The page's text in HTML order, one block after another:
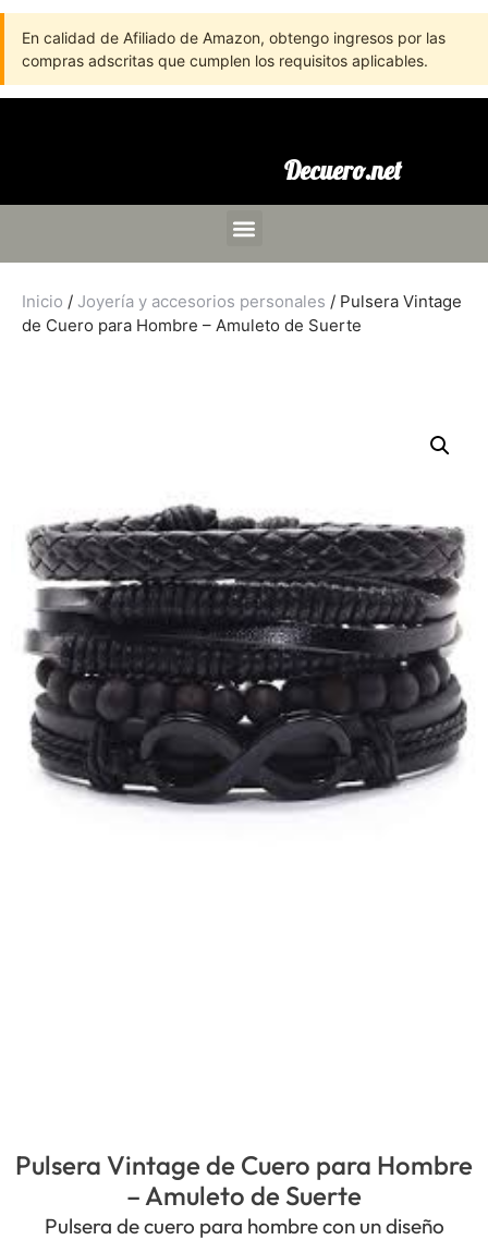
En calidad de Afiliado de Amazon, obtengo ingresos por las
compras adscritas que cumplen los requisitos aplicables.
Decuero.net
Inicio / Joyería y accesorios personales / Pulsera Vintage
de Cuero para Hombre – Amuleto de Suerte
Pulsera Vintage de Cuero para Hombre
– Amuleto de Suerte
Pulsera de cuero para hombre con un diseño